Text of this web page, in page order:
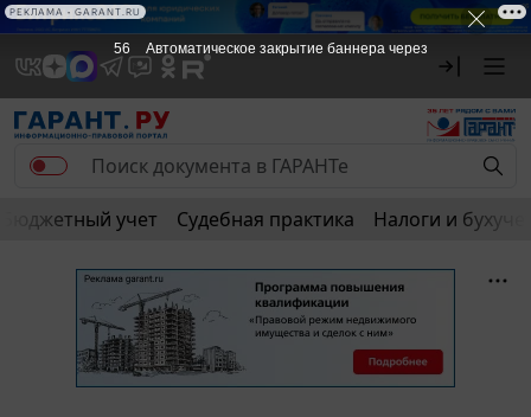
Бюджетный учет Судебная практика Налоги и
56 Автоматическое закрытие баннера через
РЕКЛАМА • GARANT.RU